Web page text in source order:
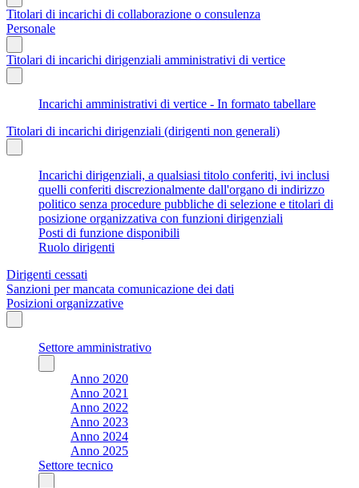
Titolari di incarichi di collaborazione o consulenza
Personale
Titolari di incarichi dirigenziali amministrativi di vertice
Incarichi amministrativi di vertice - In formato tabellare
Titolari di incarichi dirigenziali (dirigenti non generali)
Incarichi dirigenziali, a qualsiasi titolo conferiti, ivi inclusi
quelli conferiti discrezionalmente dall'organo di indirizzo
politico senza procedure pubbliche di selezione e titolari di
posizione organizzativa con funzioni dirigenziali
Posti di funzione disponibili
Ruolo dirigenti
Dirigenti cessati
Sanzioni per mancata comunicazione dei dati
Posizioni organizzative
Settore amministrativo
Anno 2020
Anno 2021
Anno 2022
Anno 2023
Anno 2024
Anno 2025
Settore tecnico